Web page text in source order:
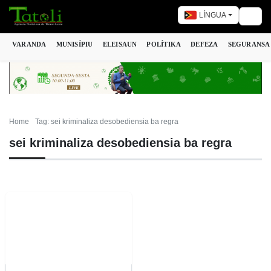
LÍNGUA
VARANDA MUNISÍPIU ELEISAUN POLÍTIKA DEFEZA SEGURANSA
Home Tag: sei kriminaliza desobediensia ba regra
sei kriminaliza desobediensia ba regra